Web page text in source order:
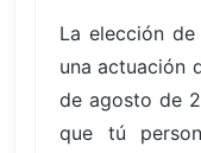
La elección
una actuación
de agosto de
que tú